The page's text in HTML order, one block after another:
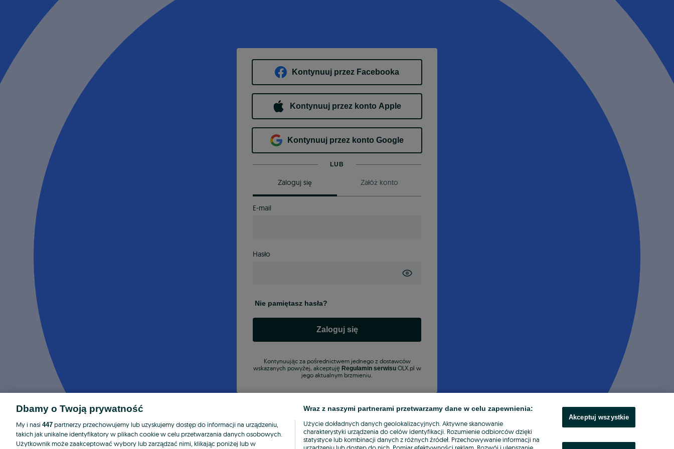
Kontynuuj przez Facebooka
Kontynuuj przez konto Apple
Kontynuuj przez konto Google
LUB
Zaloguj się Załóż konto
E-mail
Hasło
Nie pamiętasz hasła?
Zaloguj się
Kontynuując za pośrednictwem jednego z dostawców
wskazanych powyżej, akceptuję Regulamin serwisuOLX.pl w
jego aktualnym brzmieniu.
Dbamy o Twoją prywatność
My i nasi 447 partnerzy przechowujemy lub uzyskujemy dostęp do informacji na urządzeniu,
takich jak unikalne identyfikatory w plikach cookie w celu przetwarzania danych osobowych.
Użytkownik może zaakceptować wybory lub zarządzać nimi, klikając poniżej lub w
Wraz z naszymi partnerami przetwarzamy dane w celu zapewnienia:
Użycie dokładnych danych geolokalizacyjnych. Aktywne skanowanie
charakterystyki urządzenia do celów identyfikacji. Rozumienie odbiorców dzięki
statystyce lub kombinacji danych z różnych źródeł. Przechowywanie informacji na
Akceptuj wszystkie